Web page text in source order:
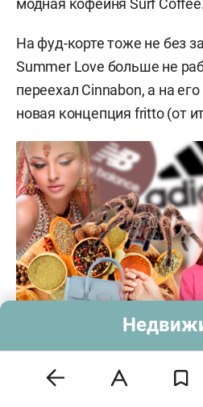
модная кофейня Surf
На фуд-корте тоже не без
Summer Love больше не
переехал Cinnabon, а на
новая концепция fritto (от
Итальянский люкс снова в